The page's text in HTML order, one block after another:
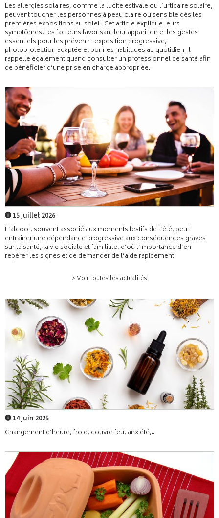
Les allergies solaires, comme la lucite estivale ou l’urticaire solaire,
peuvent toucher les personnes à peau claire ou sensible dès les
premières expositions au soleil. Cet article explique leurs
symptômes, les facteurs favorisant leur apparition et les gestes
essentiels pour les prévenir : exposition progressive,
photoprotection adaptée et bonnes habitudes au quotidien. Il
rappelle également quand consulter un professionnel de santé afin
de bénéficier d’une prise en charge appropriée.
15 juillet 2026
L’alcool, souvent associé aux moments festifs de l’été, peut
entraîner une dépendance progressive aux conséquences graves
sur la santé, la vie sociale et familiale, d’où l’importance d’en
repérer les signes et de demander de l’aide rapidement.
> Voir toutes les actualités
14 juin 2025
Changement d’heure, froid, couvre feu, anxiété,...